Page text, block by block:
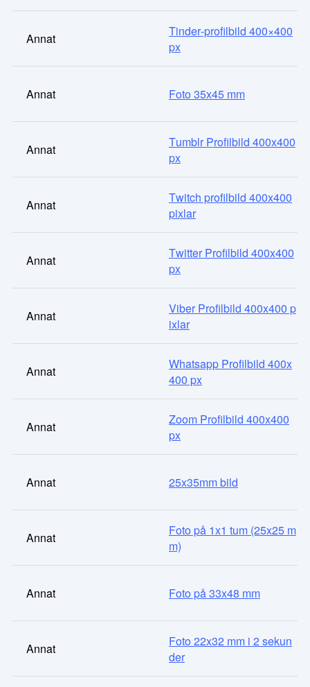
Annat
Tinder-profilbild 400×400
px
Annat Foto 35x45 mm
Annat
Tumblr Profilbild 400x400
px
Annat
Twitch profilbild 400x400
pixlar
Annat
Twitter Profilbild 400x400
px
Annat
Viber Profilbild 400x400 p
ixlar
Annat
Whatsapp Profilbild 400x
400 px
Annat
Zoom Profilbild 400x400
px
Annat 25x35mm bild
Annat
Foto på 1x1 tum (25x25 m
m)
Annat Foto på 33x48 mm
Annat
Foto 22x32 mm i 2 sekun
der